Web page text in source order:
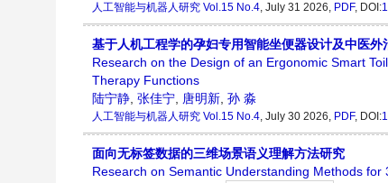
人工智能与机器人研究 Vol.15 No.4, July 31 2026, PDF, DOI:
基于人机工程学的孕妇专用智能坐便器设计及中医外
Research on the Design of an Ergonomic Smart
Therapy Functions
陆宁静, 张佳宁, 唐明新, 孙 淼
人工智能与机器人研究 Vol.15 No.4, July 30 2026, PDF, DOI:
面向无标签数据的三维场景语义理解方法研究
Research on Semantic Understanding Methods for